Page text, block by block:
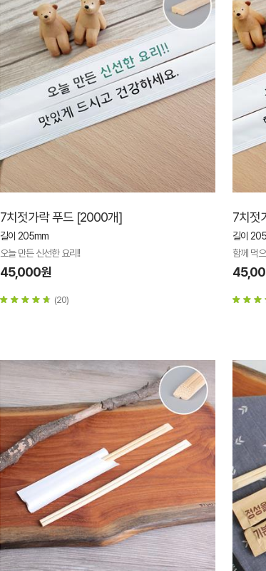
7치젓가락 푸드 [2000개]
길이 205mm
오늘 만든 신선한 요리!!
45,000원
(20)
7치젓
길이
함께 먹